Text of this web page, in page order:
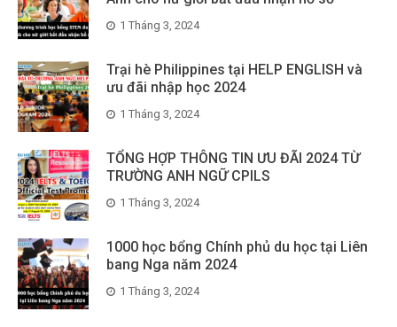
1 Tháng 3, 2024
Trại hè Philippines tại HELP ENGLISH và
ưu đãi nhập học 2024
1 Tháng 3, 2024
TỔNG HỢP THÔNG TIN ƯU ĐÃI 2024 TỪ
TRƯỜNG ANH NGỮ CPILS
1 Tháng 3, 2024
1000 học bổng Chính phủ du học tại Liên
bang Nga năm 2024
1 Tháng 3, 2024